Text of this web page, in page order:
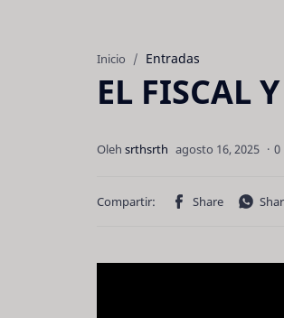
Inicio Entradas
EL FISCAL
0